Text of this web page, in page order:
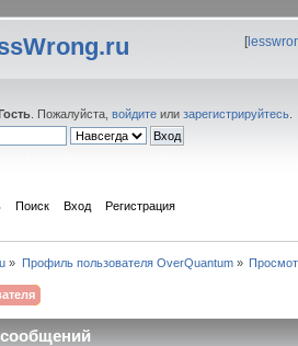
[
. Пожалуйста, войдите или зарегистрируйтесь
Поиск Вход Регистрация
» Профиль пользователя OverQuantum»